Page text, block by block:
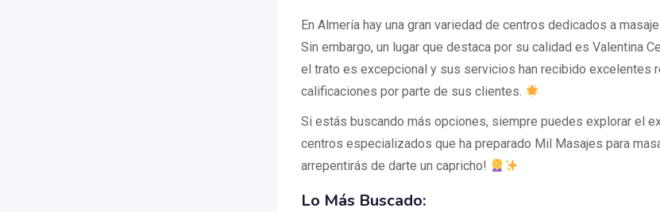
En Almería hay una gran variedad de centros dedicados a
Sin embargo, un lugar que destaca por su calidad es Valentina
el trato es excepcional y sus servicios han recibido excelentes
calificaciones por parte de sus clientes.
Si estás buscando más opciones, siempre puedes explorar el
centros especializados que ha preparado Mil Masajes para
arrepentirás de darte un capricho!
Lo Más Buscado: